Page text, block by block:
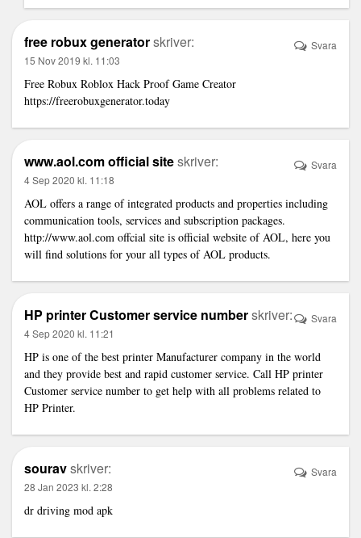
free robux generatorskriver:
15 Nov 2019 kl. 11:03
Free Robux Roblox Hack Proof Game Creator
https://freerobuxgenerator.today
Svara
www.aol.com official siteskriver:
4 Sep 2020 kl. 11:18
AOL offers a range of integrated products and properties including
communication tools, services and subscription packages.
http://www.aol.com offcial site is official website of AOL, here you
will find solutions for your all types of AOL products.
Svara
HP printer Customer service numberskriver:
4 Sep 2020 kl. 11:21
HP is one of the best printer Manufacturer company in the world
and they provide best and rapid customer service. Call HP printer
Customer service number to get help with all problems related to
HP Printer.
Svara
souravskriver:
28 Jan 2023 kl. 2:28
dr driving mod apk
Svara